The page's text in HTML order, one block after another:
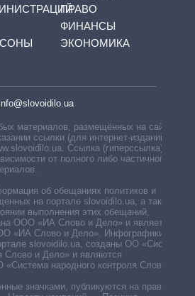
ПРАВО
ФИНАНСЫ
ЭКОНОМИКА
материалов, размещённых на сайте,
ссылки (для интернет-изданий —
Ссылка (гиперссылка)
от полного либо частичного
об обещаниях политиков и
на портале slovoidilo.ua, а также
выполнения этих обещаний,
ООО «ИА Слово и Дело» и является
«ИА Слово и Дело». Инфографики,
slovoidilo.ua, созданы ОО «Система
Слово и Дело» и являются
народного контроля Слово и
значками, публикуются на правах